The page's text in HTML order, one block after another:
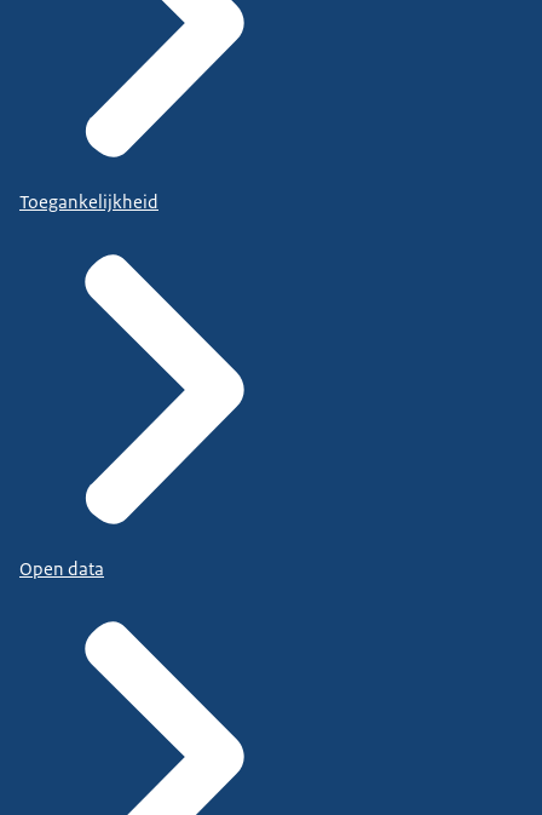
Toegankelijkheid
Open data